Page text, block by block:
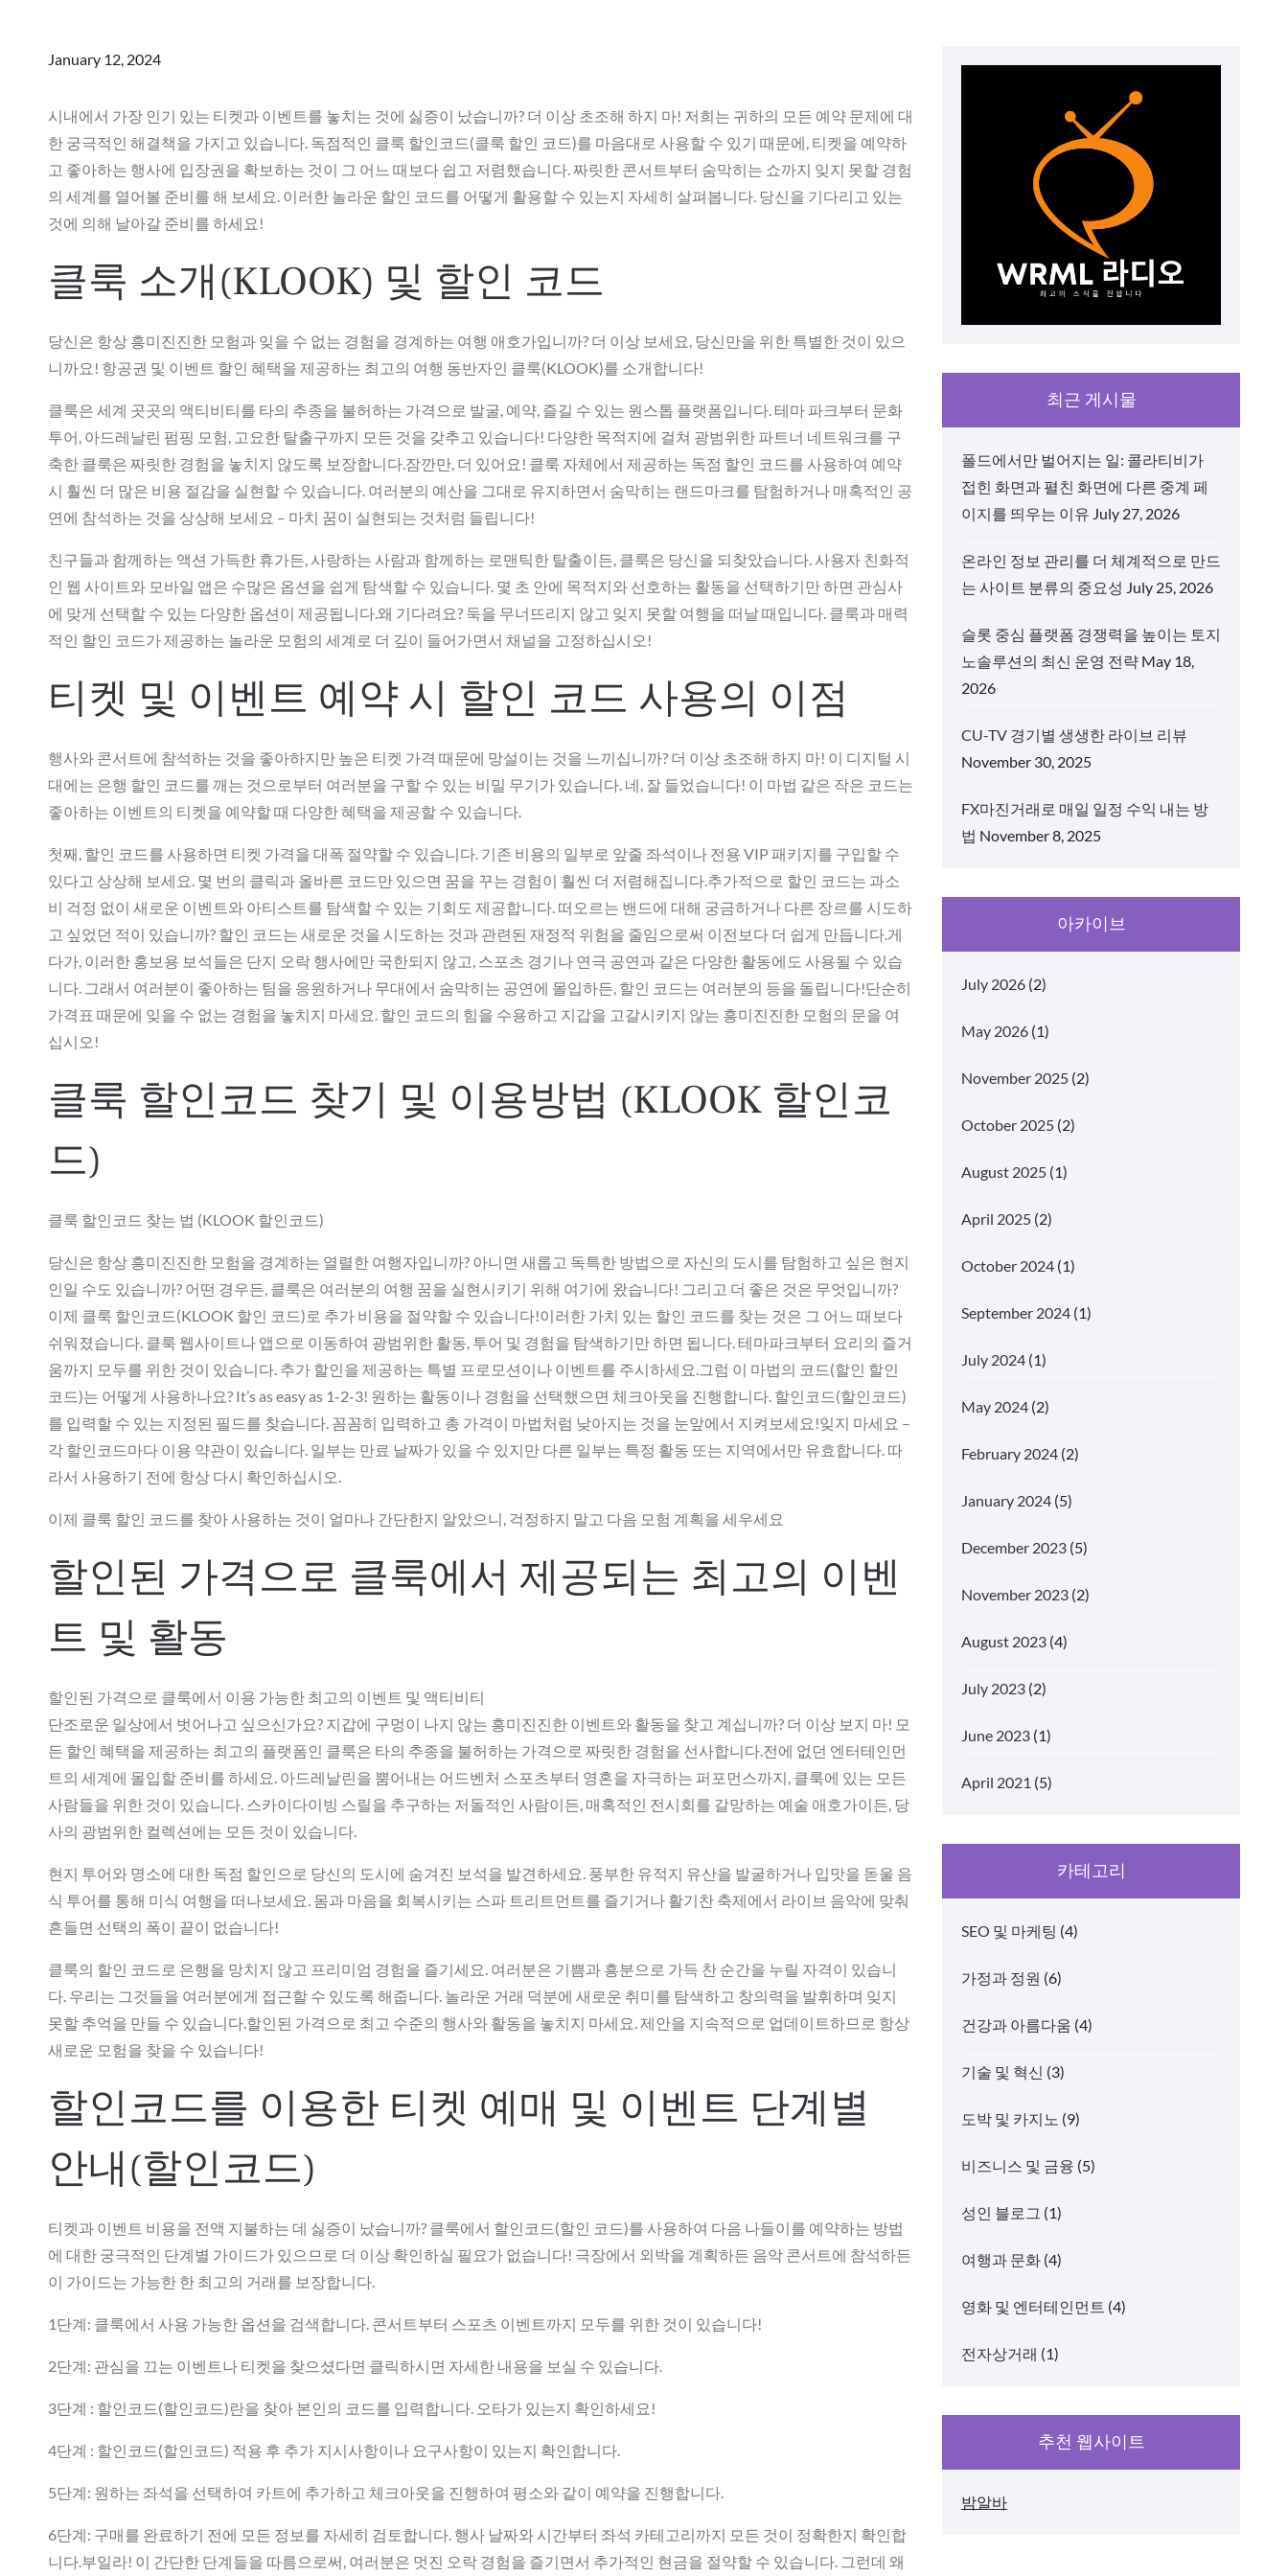
Posted
January 12, 2024
시내에서 가장 인기 있는 티켓과 이벤트를 놓치는 것에 싫증이 났습니까? 더 이상 초조해 하지 마! 저희는 귀하의 모든 예약 문제에 대
한 궁극적인 해결책을 가지고 있습니다. 독점적인 클룩 할인코드(클룩 할인 코드)를 마음대로 사용할 수 있기 때문에, 티켓을 예약하
고 좋아하는 행사에 입장권을 확보하는 것이 그 어느 때보다 쉽고 저렴했습니다. 짜릿한 콘서트부터 숨막히는 쇼까지 잊지 못할 경험
의 세계를 열어볼 준비를 해 보세요. 이러한 놀라운 할인 코드를 어떻게 활용할 수 있는지 자세히 살펴봅니다. 당신을 기다리고 있는
것에 의해 날아갈 준비를 하세요!
클룩 소개(KLOOK) 및 할인 코드
당신은 항상 흥미진진한 모험과 잊을 수 없는 경험을 경계하는 여행 애호가입니까? 더 이상 보세요, 당신만을 위한 특별한 것이 있으
니까요! 항공권 및 이벤트 할인 혜택을 제공하는 최고의 여행 동반자인 클룩(KLOOK)를 소개합니다!
클룩은 세계 곳곳의 액티비티를 타의 추종을 불허하는 가격으로 발굴, 예약, 즐길 수 있는 원스톱 플랫폼입니다. 테마 파크부터 문화
투어, 아드레날린 펌핑 모험, 고요한 탈출구까지 모든 것을 갖추고 있습니다! 다양한 목적지에 걸쳐 광범위한 파트너 네트워크를 구
축한 클룩은 짜릿한 경험을 놓치지 않도록 보장합니다.잠깐만, 더 있어요! 클룩 자체에서 제공하는 독점 할인 코드를 사용하여 예약
시 훨씬 더 많은 비용 절감을 실현할 수 있습니다. 여러분의 예산을 그대로 유지하면서 숨막히는 랜드마크를 탐험하거나 매혹적인 공
연에 참석하는 것을 상상해 보세요 – 마치 꿈이 실현되는 것처럼 들립니다!
친구들과 함께하는 액션 가득한 휴가든, 사랑하는 사람과 함께하는 로맨틱한 탈출이든, 클룩은 당신을 되찾았습니다. 사용자 친화적
인 웹 사이트와 모바일 앱은 수많은 옵션을 쉽게 탐색할 수 있습니다. 몇 초 안에 목적지와 선호하는 활동을 선택하기만 하면 관심사
에 맞게 선택할 수 있는 다양한 옵션이 제공됩니다.왜 기다려요? 둑을 무너뜨리지 않고 잊지 못할 여행을 떠날 때입니다. 클룩과 매력
적인 할인 코드가 제공하는 놀라운 모험의 세계로 더 깊이 들어가면서 채널을 고정하십시오!
티켓 및 이벤트 예약 시 할인 코드 사용의 이점
행사와 콘서트에 참석하는 것을 좋아하지만 높은 티켓 가격 때문에 망설이는 것을 느끼십니까? 더 이상 초조해 하지 마! 이 디지털 시
대에는 은행 할인 코드를 깨는 것으로부터 여러분을 구할 수 있는 비밀 무기가 있습니다. 네, 잘 들었습니다! 이 마법 같은 작은 코드는
좋아하는 이벤트의 티켓을 예약할 때 다양한 혜택을 제공할 수 있습니다.
첫째, 할인 코드를 사용하면 티켓 가격을 대폭 절약할 수 있습니다. 기존 비용의 일부로 앞줄 좌석이나 전용 VIP 패키지를 구입할 수
있다고 상상해 보세요. 몇 번의 클릭과 올바른 코드만 있으면 꿈을 꾸는 경험이 훨씬 더 저렴해집니다.추가적으로 할인 코드는 과소
비 걱정 없이 새로운 이벤트와 아티스트를 탐색할 수 있는 기회도 제공합니다. 떠오르는 밴드에 대해 궁금하거나 다른 장르를 시도하
고 싶었던 적이 있습니까? 할인 코드는 새로운 것을 시도하는 것과 관련된 재정적 위험을 줄임으로써 이전보다 더 쉽게 만듭니다.게
다가, 이러한 홍보용 보석들은 단지 오락 행사에만 국한되지 않고, 스포츠 경기나 연극 공연과 같은 다양한 활동에도 사용될 수 있습
니다. 그래서 여러분이 좋아하는 팀을 응원하거나 무대에서 숨막히는 공연에 몰입하든, 할인 코드는 여러분의 등을 돌립니다!단순히
가격표 때문에 잊을 수 없는 경험을 놓치지 마세요. 할인 코드의 힘을 수용하고 지갑을 고갈시키지 않는 흥미진진한 모험의 문을 여
십시오!
클룩 할인코드 찾기 및 이용방법 (KLOOK 할인코
드)
클룩 할인코드 찾는 법 (KLOOK 할인코드)
당신은 항상 흥미진진한 모험을 경계하는 열렬한 여행자입니까? 아니면 새롭고 독특한 방법으로 자신의 도시를 탐험하고 싶은 현지
인일 수도 있습니까? 어떤 경우든, 클룩은 여러분의 여행 꿈을 실현시키기 위해 여기에 왔습니다! 그리고 더 좋은 것은 무엇입니까?
이제 클룩 할인코드(KLOOK 할인 코드)로 추가 비용을 절약할 수 있습니다!이러한 가치 있는 할인 코드를 찾는 것은 그 어느 때보다
쉬워졌습니다. 클룩 웹사이트나 앱으로 이동하여 광범위한 활동, 투어 및 경험을 탐색하기만 하면 됩니다. 테마파크부터 요리의 즐거
움까지 모두를 위한 것이 있습니다. 추가 할인을 제공하는 특별 프로모션이나 이벤트를 주시하세요.그럼 이 마법의 코드(할인 할인
코드)는 어떻게 사용하나요? It’s as easy as 1-2-3! 원하는 활동이나 경험을 선택했으면 체크아웃을 진행합니다. 할인코드(할인코드)
를 입력할 수 있는 지정된 필드를 찾습니다. 꼼꼼히 입력하고 총 가격이 마법처럼 낮아지는 것을 눈앞에서 지켜보세요!잊지 마세요 –
각 할인코드마다 이용 약관이 있습니다. 일부는 만료 날짜가 있을 수 있지만 다른 일부는 특정 활동 또는 지역에서만 유효합니다. 따
라서 사용하기 전에 항상 다시 확인하십시오.
이제 클룩 할인 코드를 찾아 사용하는 것이 얼마나 간단한지 알았으니, 걱정하지 말고 다음 모험 계획을 세우세요
할인된 가격으로 클룩에서 제공되는 최고의 이벤
트 및 활동
할인된 가격으로 클룩에서 이용 가능한 최고의 이벤트 및 액티비티
단조로운 일상에서 벗어나고 싶으신가요? 지갑에 구멍이 나지 않는 흥미진진한 이벤트와 활동을 찾고 계십니까? 더 이상 보지 마! 모
든 할인 혜택을 제공하는 최고의 플랫폼인 클룩은 타의 추종을 불허하는 가격으로 짜릿한 경험을 선사합니다.전에 없던 엔터테인먼
트의 세계에 몰입할 준비를 하세요. 아드레날린을 뿜어내는 어드벤처 스포츠부터 영혼을 자극하는 퍼포먼스까지, 클룩에 있는 모든
사람들을 위한 것이 있습니다. 스카이다이빙 스릴을 추구하는 저돌적인 사람이든, 매혹적인 전시회를 갈망하는 예술 애호가이든, 당
사의 광범위한 컬렉션에는 모든 것이 있습니다.
현지 투어와 명소에 대한 독점 할인으로 당신의 도시에 숨겨진 보석을 발견하세요. 풍부한 유적지 유산을 발굴하거나 입맛을 돋울 음
식 투어를 통해 미식 여행을 떠나보세요. 몸과 마음을 회복시키는 스파 트리트먼트를 즐기거나 활기찬 축제에서 라이브 음악에 맞춰
흔들면 선택의 폭이 끝이 없습니다!
클룩의 할인 코드로 은행을 망치지 않고 프리미엄 경험을 즐기세요. 여러분은 기쁨과 흥분으로 가득 찬 순간을 누릴 자격이 있습니
다. 우리는 그것들을 여러분에게 접근할 수 있도록 해줍니다. 놀라운 거래 덕분에 새로운 취미를 탐색하고 창의력을 발휘하며 잊지
못할 추억을 만들 수 있습니다.할인된 가격으로 최고 수준의 행사와 활동을 놓치지 마세요. 제안을 지속적으로 업데이트하므로 항상
새로운 모험을 찾을 수 있습니다!
할인코드를 이용한 티켓 예매 및 이벤트 단계별
안내(할인코드)
티켓과 이벤트 비용을 전액 지불하는 데 싫증이 났습니까? 클룩에서 할인코드(할인 코드)를 사용하여 다음 나들이를 예약하는 방법
에 대한 궁극적인 단계별 가이드가 있으므로 더 이상 확인하실 필요가 없습니다! 극장에서 외박을 계획하든 음악 콘서트에 참석하든
이 가이드는 가능한 한 최고의 거래를 보장합니다.
1단계: 클룩에서 사용 가능한 옵션을 검색합니다. 콘서트부터 스포츠 이벤트까지 모두를 위한 것이 있습니다!
2단계: 관심을 끄는 이벤트나 티켓을 찾으셨다면 클릭하시면 자세한 내용을 보실 수 있습니다.
3단계 : 할인코드(할인코드)란을 찾아 본인의 코드를 입력합니다. 오타가 있는지 확인하세요!
4단계 : 할인코드(할인코드) 적용 후 추가 지시사항이나 요구사항이 있는지 확인합니다.
5단계: 원하는 좌석을 선택하여 카트에 추가하고 체크아웃을 진행하여 평소와 같이 예약을 진행합니다.
6단계: 구매를 완료하기 전에 모든 정보를 자세히 검토합니다. 행사 날짜와 시간부터 좌석 카테고리까지 모든 것이 정확한지 확인합
니다.부일라! 이 간단한 단계들을 따름으로써, 여러분은 멋진 오락 경험을 즐기면서 추가적인 현금을 절약할 수 있습니다. 그런데 왜
최근 게시물
폴드에서만 벌어지는 일: 콜라티비가
접힌 화면과 펼친 화면에 다른 중계 페
이지를 띄우는 이유 July 27, 2026
온라인 정보 관리를 더 체계적으로 만드
는 사이트 분류의 중요성 July 25, 2026
슬롯 중심 플랫폼 경쟁력을 높이는 토지
노솔루션의 최신 운영 전략 May 18,
2026
CU-TV 경기별 생생한 라이브 리뷰
November 30, 2025
FX마진거래로 매일 일정 수익 내는 방
법 November 8, 2025
아카이브
July 2026 (2)
May 2026 (1)
November 2025 (2)
October 2025 (2)
August 2025 (1)
April 2025 (2)
October 2024 (1)
September 2024 (1)
July 2024 (1)
May 2024 (2)
February 2024 (2)
January 2024 (5)
December 2023 (5)
November 2023 (2)
August 2023 (4)
July 2023 (2)
June 2023 (1)
April 2021 (5)
카테고리
SEO 및 마케팅 (4)
가정과 정원 (6)
건강과 아름다움 (4)
기술 및 혁신 (3)
도박 및 카지노 (9)
비즈니스 및 금융 (5)
성인 블로그 (1)
여행과 문화 (4)
영화 및 엔터테인먼트 (4)
전자상거래 (1)
추천 웹사이트
밤알바